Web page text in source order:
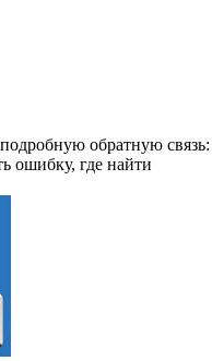
обратную связь:
ошибку, где найти